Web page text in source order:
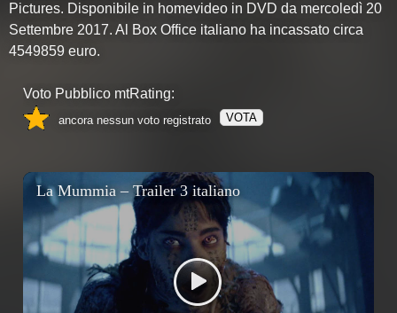
Pictures. Disponibile in homevideo in DVD da mercoledì 20
Settembre 2017. Al Box Office italiano ha incassato circa
4549859 euro.
Voto Pubblico mtRating:
ancora nessun voto registrato VOTA